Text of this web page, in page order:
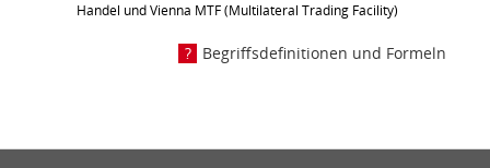
Handel und Vienna MTF (Multilateral Trading Facility)
Begriffsdefinitionen und Formeln